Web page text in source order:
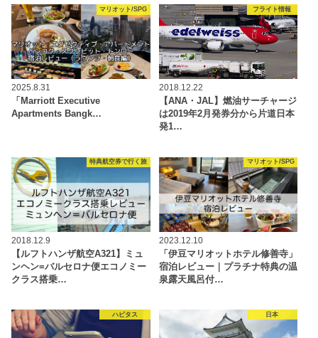
マリオット/SPG
2025.8.31
「Marriott Executive
Apartments Bangk…
フライト情報
2018.12.22
【ANA・JAL】燃油サーチャージ
は2019年2月発券分から片道日本
発1…
特典航空券で行く旅
2018.12.9
【ルフトハンザ航空A321】ミュ
ンヘン=バルセロナ便エコノミー
クラス搭乗…
マリオット/SPG
2023.12.10
「伊豆マリオットホテル修善寺」
宿泊レビュー｜プラチナ特典の温
泉露天風呂付…
ハピタス 日本